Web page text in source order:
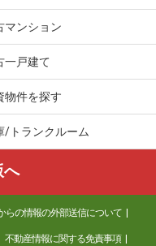
マンション
一戸建て
物件を探す
/トランクルーム
へ
らの情報の外部送信について
不動産情報に関する免責事項